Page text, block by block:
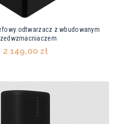
odtwarzacz z wbudowanym
2 149,00 zł